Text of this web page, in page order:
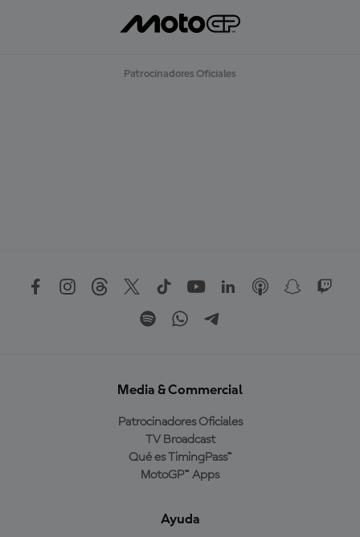
Patrocinadores Oficiales
Media & Commercial
Patrocinadores Oficiales
TV Broadcast
Qué es TimingPass™
MotoGP™ Apps
Ayuda